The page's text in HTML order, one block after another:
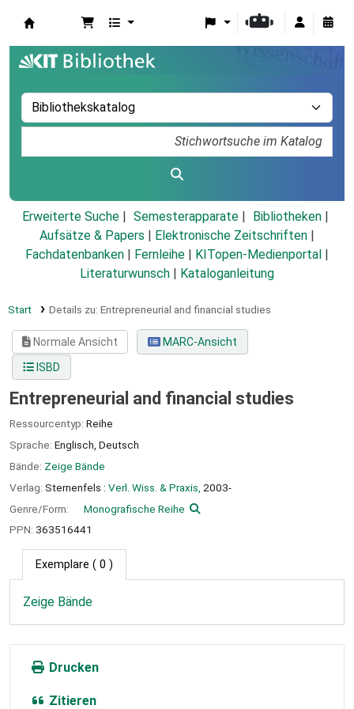
Erweiterte Suche Semesterapparate
Bibliotheken
Aufsätze & Papers
Elektronische Zeitschriften
Fachdatenbanken
Fernleihe KITopen-Medienportal
Literaturwunsch
Kataloganleitung
Start Details zu: Entrepreneurial and financial studies
Normale Ansicht
MARC-Ansicht
ISBD
Entrepreneurial and financial studies
Ressourcentyp: Reihe
Sprache: Englisch Deutsch
Bände: Zeige Bände
Verlag: Sternenfels : Verl. Wiss. & Praxis, 2003-
Genre/Form:
Monografische Reihe
PPN: 363516441
Exemplare ( 0 )
Zeige Bände
Drucken
Zitieren